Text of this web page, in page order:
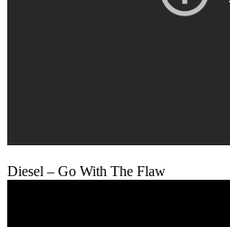
Diesel – Go With The Flaw